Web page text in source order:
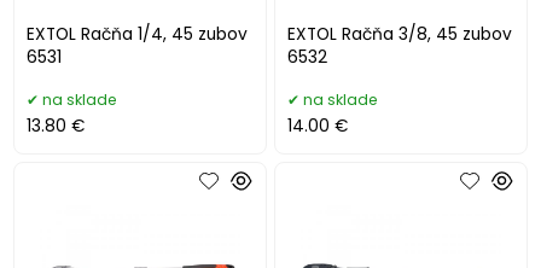
EXTOL Račňa 1/4, 45 zubov
6531
na sklade
13.80 €
EXTOL Račňa 3/8, 45 zubov
6532
na sklade
14.00 €